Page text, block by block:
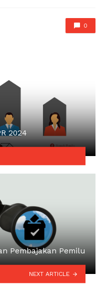
0
2024
Pembajakan Pemilu
NEXT ARTICLE